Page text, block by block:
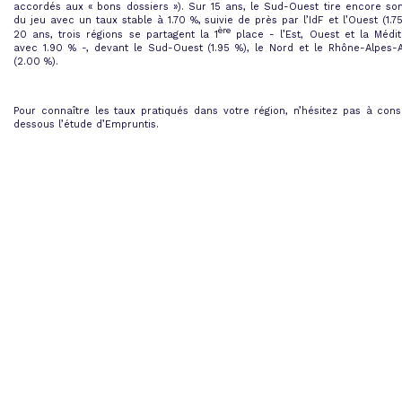
accordés aux « bons dossiers »). Sur 15 ans, le Sud-Ouest tire encore
du jeu avec un taux stable à 1.70 %, suivie de près par l’IdF et l’Ouest
20 ans, trois régions se partagent la 1ère place - l’Est, Ouest et la
avec 1.90 % -, devant le Sud-Ouest (1.95 %), le Nord et le Rhône-Alpes-
(2.00 %).
Pour connaître les taux pratiqués dans votre région, n’hésitez pas à
dessous l’étude d’Empruntis.